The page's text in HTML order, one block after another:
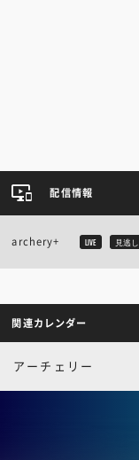
配信情報
archery+ LIVE 見逃し
関連カレンダー
アーチェリー